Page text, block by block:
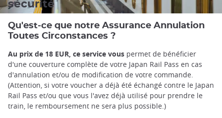
sécurité
Qu'est-ce que notre Assurance Annulation
Toutes Circonstances ?
Au prix de 18 EUR, ce service vous permet de bénéficier
d'une couverture complète de votre Japan Rail Pass en cas
d'annulation et/ou de modification de votre commande.
(Attention, si votre voucher a déjà été échangé contre le Japan
Rail Pass et/ou que vous l'avez déjà utilisé pour prendre le
train, le remboursement ne sera plus possible.)